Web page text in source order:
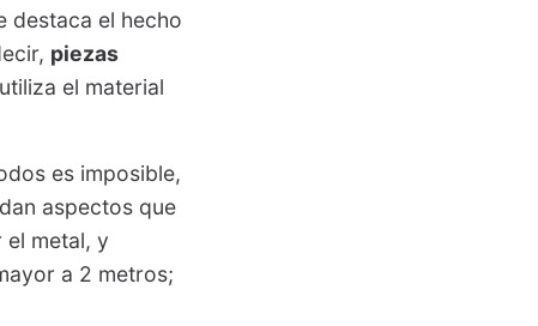
destaca el hecho
piezas
el material
es imposible,
aspectos que
metal, y
a 2 metros;